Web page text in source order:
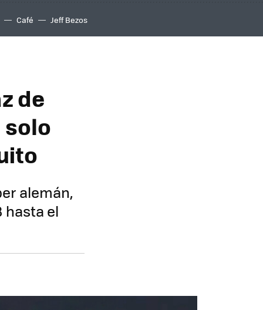
Café Jeff Bezos
de
alemán,
hasta el